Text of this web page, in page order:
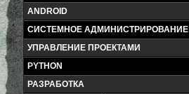
ANDROID
СИСТЕМНОЕ АДМИНИСТРИРОВАНИЕ
УПРАВЛЕНИЕ ПРОЕКТАМИ
PYTHON
РАЗРАБОТКА